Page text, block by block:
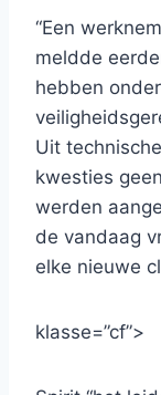
“Een
meldde
hebben
Uit
kwesties
werden
de vandaag
elke nieuwe
klasse=”cf”>